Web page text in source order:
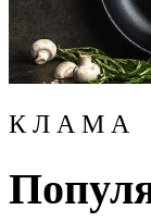
К Л А М А